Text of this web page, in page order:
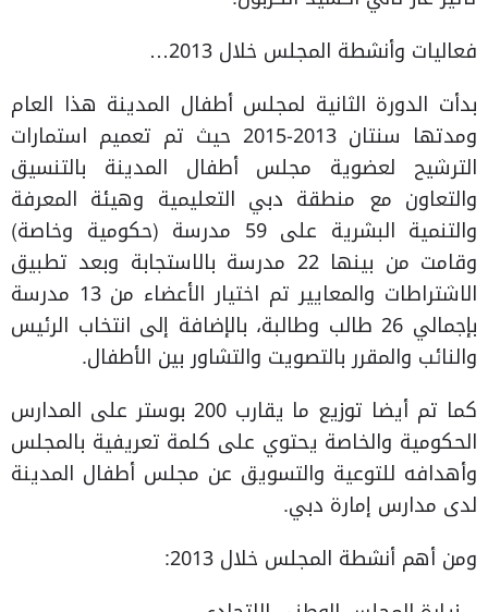
فعاليات وأنشطة المجلس خلال 2013…
بدأت الدورة الثانية لمجلس أطفال المدينة هذا العام
ومدتها سنتان 2013-2015 حيث تم تعميم استمارات
الترشيح لعضوية مجلس أطفال المدينة بالتنسيق
والتعاون مع منطقة دبي التعليمية وهيئة المعرفة
والتنمية البشرية على 59 مدرسة (حكومية وخاصة)
وقامت من بينها 22 مدرسة بالاستجابة وبعد تطبيق
الاشتراطات والمعايير تم اختيار الأعضاء من 13 مدرسة
بإجمالي 26 طالب وطالبة، بالإضافة إلى انتخاب الرئيس
والنائب والمقرر بالتصويت والتشاور بين الأطفال.
كما تم أيضا توزيع ما يقارب 200 بوستر على المدارس
الحكومية والخاصة يحتوي على كلمة تعريفية بالمجلس
وأهدافه للتوعية والتسويق عن مجلس أطفال المدينة
لدى مدارس إمارة دبي.
ومن أهم أنشطة المجلس خلال 2013: